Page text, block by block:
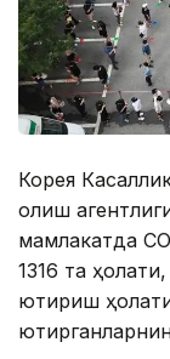
Корея
олиш
мамлакатда
1316 та
юқтириш